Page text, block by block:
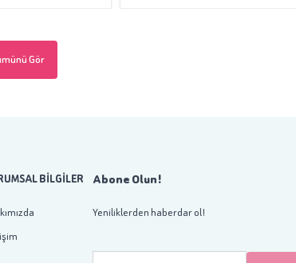
Gör
BİLGİLER Abone Olun!
Yeniliklerden haberdar ol!